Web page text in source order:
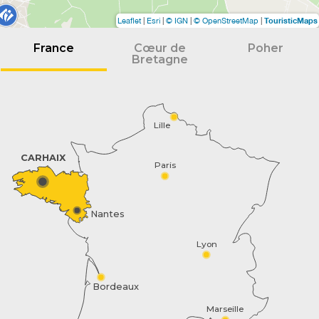
Leaflet| Esri © IGN © OpenStreetMap TouristicMaps
France
Cœur de
Bretagne
Poher
Paris
Marseille
Lyon
Lille
Bordeaux
Nantes
CARHAIX